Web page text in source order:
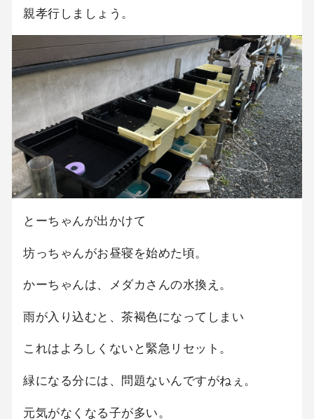
親孝行しましょう。
とーちゃんが出かけて
坊っちゃんがお昼寝を始めた頃。
かーちゃんは、メダカさんの水換え。
雨が入り込むと、茶褐色になってしまい
これはよろしくないと緊急リセット。
緑になる分には、問題ないんですがねぇ。
元気がなくなる子が多い。